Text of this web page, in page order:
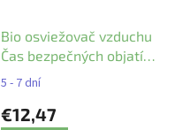
Bio osviežovač vzduchu
Čas bezpečných objatí
Farfalla 75 ml
5 - 7 dní
€12,47